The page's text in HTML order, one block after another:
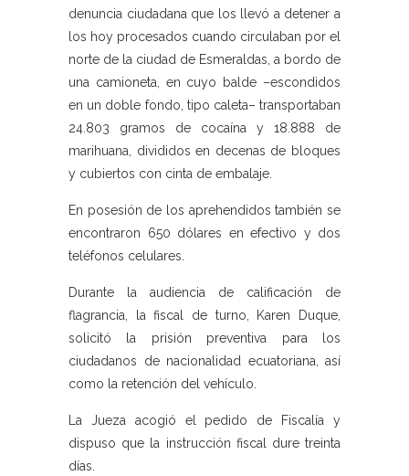
denuncia ciudadana que los llevó a detener a
los hoy procesados cuando circulaban por el
norte de la ciudad de Esmeraldas, a bordo de
una camioneta, en cuyo balde –escondidos
en un doble fondo, tipo caleta– transportaban
24.803 gramos de cocaína y 18.888 de
marihuana, divididos en decenas de bloques
y cubiertos con cinta de embalaje.
En posesión de los aprehendidos también se
encontraron 650 dólares en efectivo y dos
teléfonos celulares.
Durante la audiencia de calificación de
flagrancia, la fiscal de turno, Karen Duque,
solicitó la prisión preventiva para los
ciudadanos de nacionalidad ecuatoriana, así
como la retención del vehículo.
La Jueza acogió el pedido de Fiscalía y
dispuso que la instrucción fiscal dure treinta
días.